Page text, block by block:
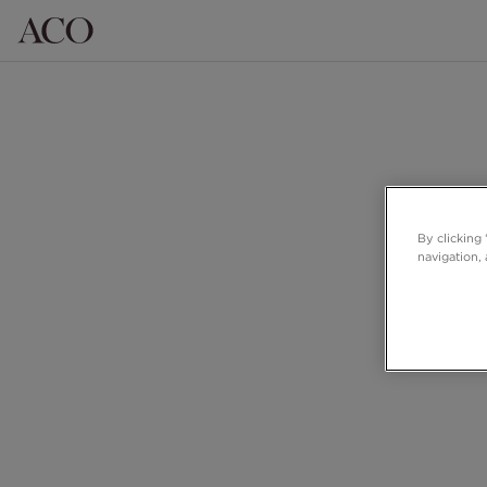
By clicking
navigation,